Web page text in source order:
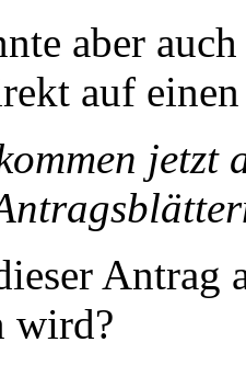
aber
auf
jetzt
wird?